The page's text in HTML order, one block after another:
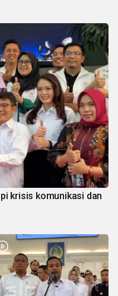
krisis komunikasi dan